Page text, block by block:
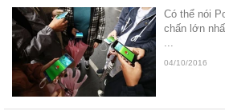
Có thể nói
chấn lớn
...
04/10/2016